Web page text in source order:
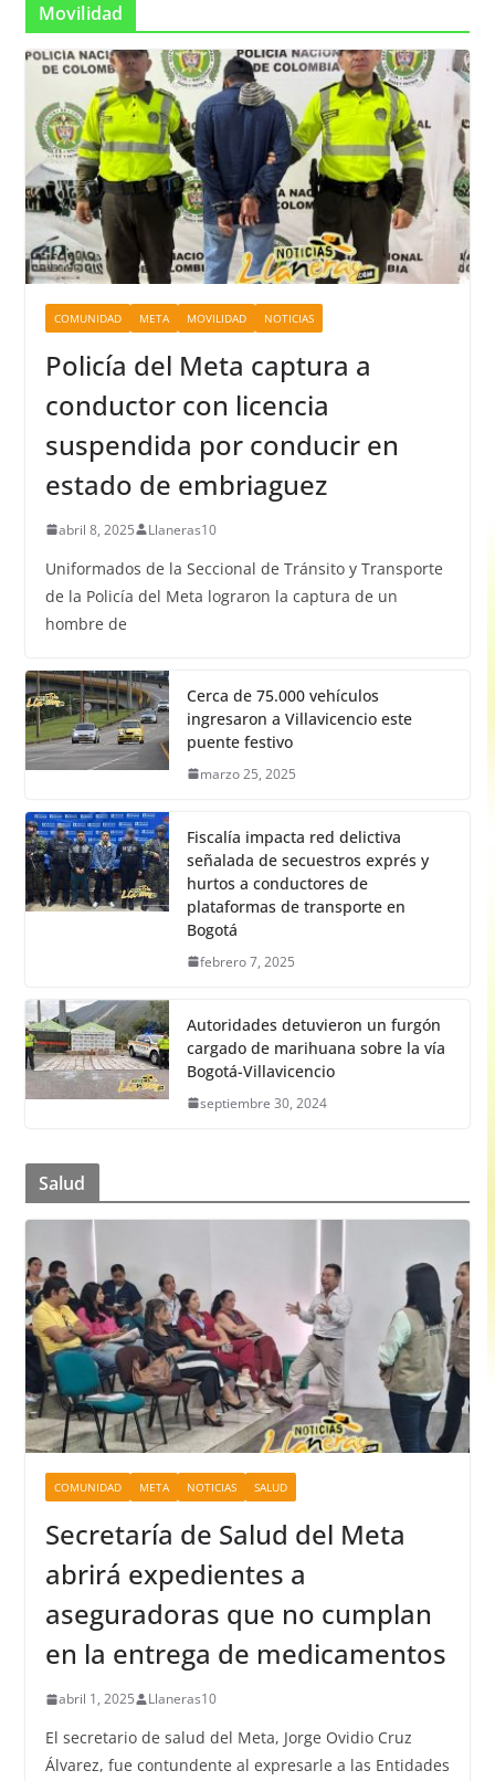
Movilidad
COMUNIDAD META MOVILIDAD NOTICIAS
Policía del Meta captura a
conductor con licencia
suspendida por conducir en
estado de embriaguez
abril 8, 2025 Llaneras10
Uniformados de la Seccional de Tránsito y Transporte
de la Policía del Meta lograron la captura de un
hombre de
Cerca de 75.000 vehículos
ingresaron a Villavicencio este
puente festivo
marzo 25, 2025
Fiscalía impacta red delictiva
señalada de secuestros exprés y
hurtos a conductores de
plataformas de transporte en
Bogotá
febrero 7, 2025
Autoridades detuvieron un furgón
cargado de marihuana sobre la vía
Bogotá-Villavicencio
septiembre 30, 2024
Salud
COMUNIDAD META NOTICIAS SALUD
Secretaría de Salud del Meta
abrirá expedientes a
aseguradoras que no cumplan
en la entrega de medicamentos
abril 1, 2025 Llaneras10
El secretario de salud del Meta, Jorge Ovidio Cruz
Álvarez, fue contundente al expresarle a las Entidades